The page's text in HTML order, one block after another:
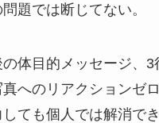
題では断じてない。
体目的メッセージ、3
へのリアクションゼ
ても個人では解消でき